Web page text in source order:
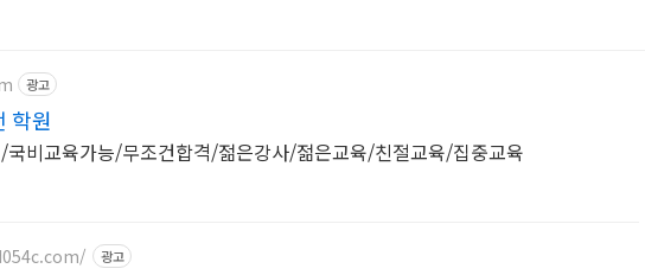
광고
학원
비교육가능/무조건합격/젊은강사/젊은교육/친절교육/집중교육
광고